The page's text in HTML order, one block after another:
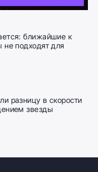
ближайшие к
не подходят для
разницу в скорости
звезды